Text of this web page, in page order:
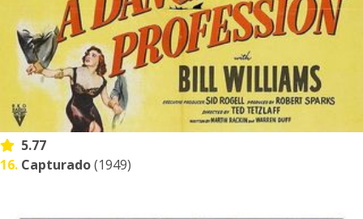
5.77
16. Capturado(1949)